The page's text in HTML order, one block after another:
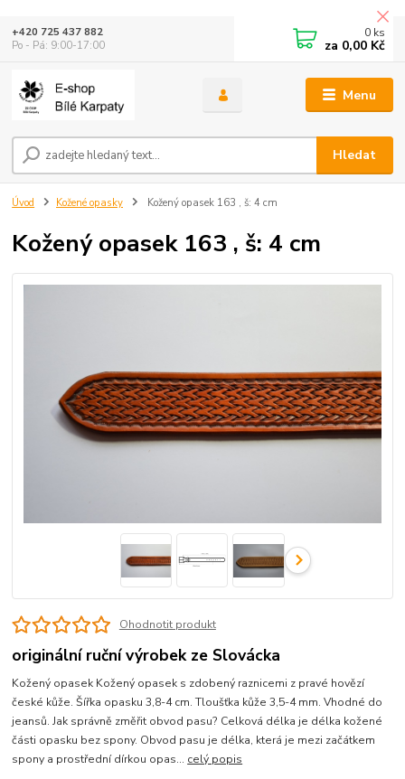
Menu
Hledat
+420 725 437 882
Po - Pá: 9:00-17:00
0 ks
za 0,00 Kč
Úvod Kožené opasky Kožený opasek 163 , š: 4 cm
Kožený opasek 163 , š: 4 cm
Ohodnotit produkt
originální ruční výrobek ze Slovácka
Kožený opasek Kožený opasek s zdobený raznicemi z pravé hovězí
české kůže. Šířka opasku 3,8-4 cm. Tloušťka kůže 3,5-4 mm. Vhodné do
jeansů. Jak správně změřit obvod pasu? Celková délka je délka kožené
části opasku bez spony. Obvod pasu je délka, která je mezi začátkem
spony a prostřední dírkou opas... celý popis